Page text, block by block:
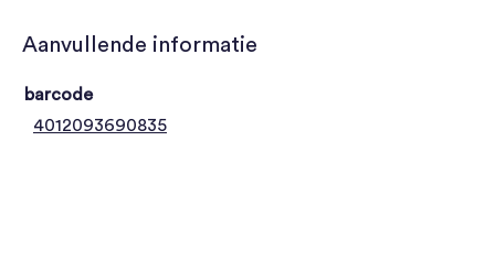
Aanvullende informatie
barcode
4012093690835